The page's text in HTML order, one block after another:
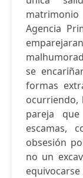
Agencia
se
formas
ocurriendo,
pareja
escamas,
obsesión
no un